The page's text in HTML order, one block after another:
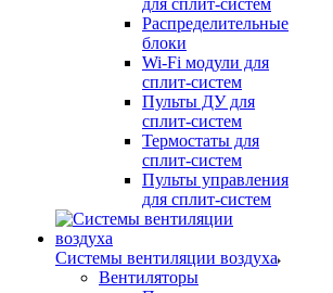
для сплит-систем
Распределительные
блоки
Wi-Fi модули для
сплит-систем
Пульты ДУ для
сплит-систем
Термостаты для
сплит-систем
Пульты управления
для сплит-систем
Системы вентиляции воздуха
Вентиляторы